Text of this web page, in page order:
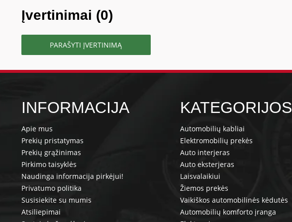
Įvertinimai (0)
PARAŠYTI ĮVERTINIMĄ
INFORMACIJA
Apie mus
Prekių pristatymas
Prekių grąžinimas
Pirkimo taisyklės
Naudinga informacija pirkėjui!
Privatumo politika
Susisiekite su mumis
Atsiliepimai
KATEGORIJOS
Automobilių kabliai
Elektromobilių prekės
Auto interjeras
Auto eksterjeras
Laisvalaikiui
Žiemos prekės
Vaikiškos automobilinės kėdutės
Automobilių komforto įranga